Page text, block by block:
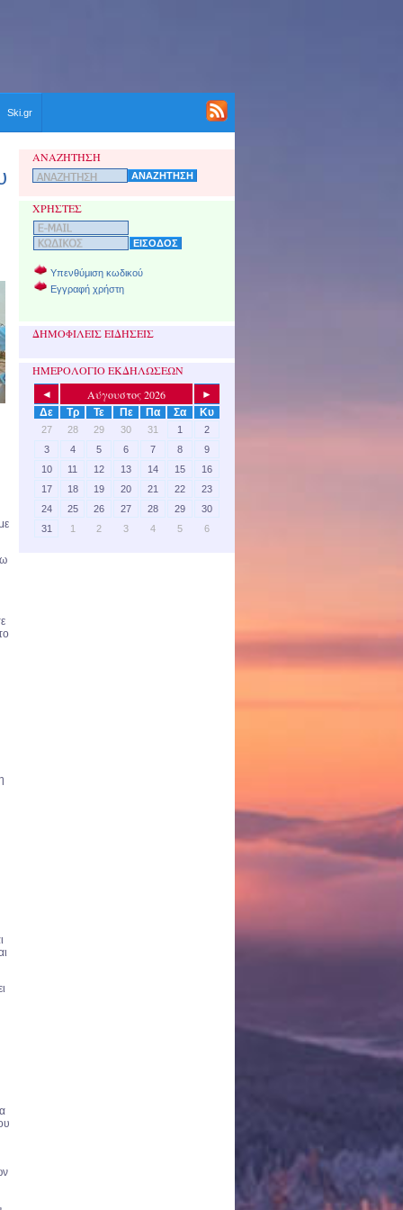
Ski.gr
ΑΝΑΖΗΤΗΣΗ
ΧΡΗΣΤΕΣ
Υπενθύμιση κωδικού
Εγγραφή χρήστη
ΔΗΜΟΦΙΛΕΙΣ ΕΙΔΗΣΕΙΣ
ΗΜΕΡΟΛΟΓΙΟ ΕΚΔΗΛΩΣΕΩΝ
◄ Αύγουστος 2026
►
Δε
Τρ Τε Πε Πα Σα Κυ
27 28 29 30 31 1
2
3
4 5 6 7 8
9
10
11 12 13 14 15
16
17
18 19 20 21 22
23
24
25 26 27 28 29
30
31
1 2 3 4 5 6